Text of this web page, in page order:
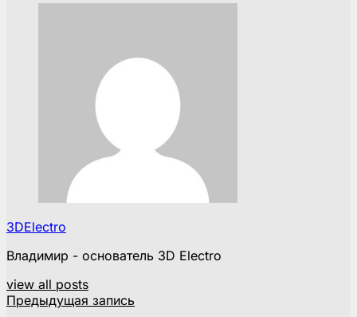
3DElectro
Владимир - основатель 3D Electro
view all posts
Предыдущая запись